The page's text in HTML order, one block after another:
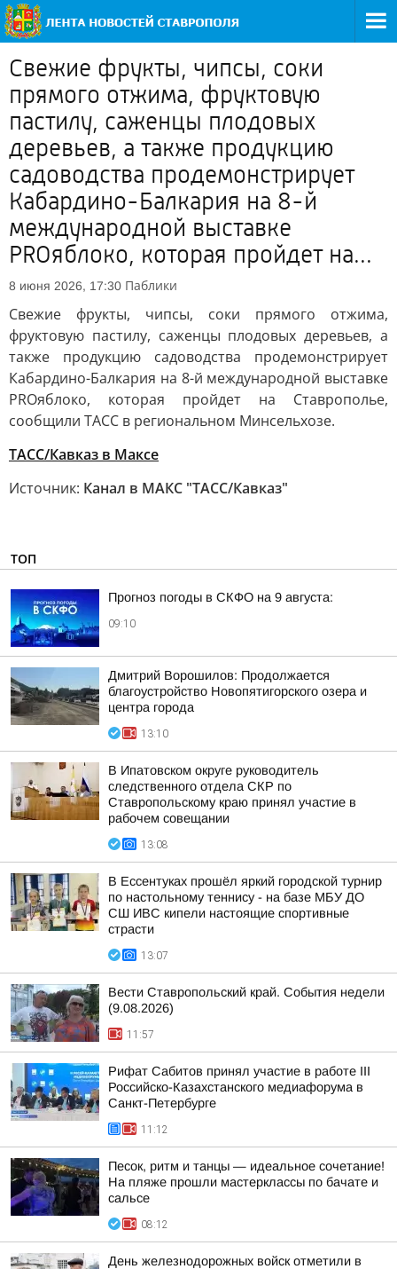
Свежие фрукты, чипсы, соки
прямого отжима, фруктовую
пастилу, саженцы плодовых
деревьев, а также продукцию
садоводства продемонстрирует
Кабардино-Балкария на 8-й
международной выставке
PROяблоко, которая пройдет на...
8 июня 2026, 17:30 Паблики
Свежие фрукты, чипсы, соки прямого отжима,
фруктовую пастилу, саженцы плодовых деревьев, а
также продукцию садоводства продемонстрирует
Кабардино-Балкария на 8-й международной выставке
PROяблоко, которая пройдет на Ставрополье,
сообщили ТАСС в региональном Минсельхозе.
ТАСС/Кавказ в Максе
Источник: Канал в МАКС "ТАСС/Кавказ"
ТОП
Прогноз погоды в СКФО на 9 августа:
09:10
Дмитрий Ворошилов: Продолжается
благоустройство Новопятигорского озера и
центра города
13:10
В Ипатовском округе руководитель
следственного отдела СКР по
Ставропольскому краю принял участие в
рабочем совещании
13:08
В Ессентуках прошёл яркий городской турнир
по настольному теннису - на базе МБУ ДО
СШ ИВС кипели настоящие спортивные
страсти
13:07
Вести Ставропольский край. События недели
(9.08.2026)
11:57
Рифат Сабитов принял участие в работе III
Российско-Казахстанского медиафорума в
Санкт-Петербурге
11:12
Песок, ритм и танцы — идеальное сочетание!
На пляже прошли мастерклассы по бачате и
сальсе
08:12
День железнодорожных войск отметили в